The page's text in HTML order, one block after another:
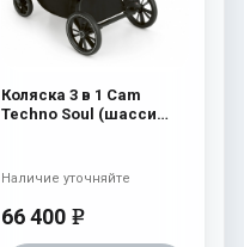
Коляска 3 в 1 Cam
Techno Soul (шасси
66 400 e
Наличие уточняйте